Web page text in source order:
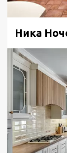
Ника